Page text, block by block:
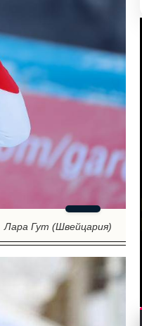
Лара Гут (Швейцария)
(СМИ) ///